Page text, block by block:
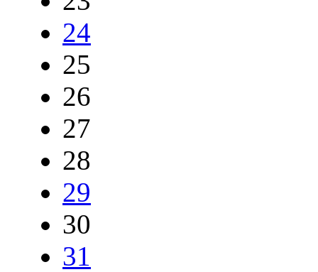
24
25
26
27
28
29
30
31